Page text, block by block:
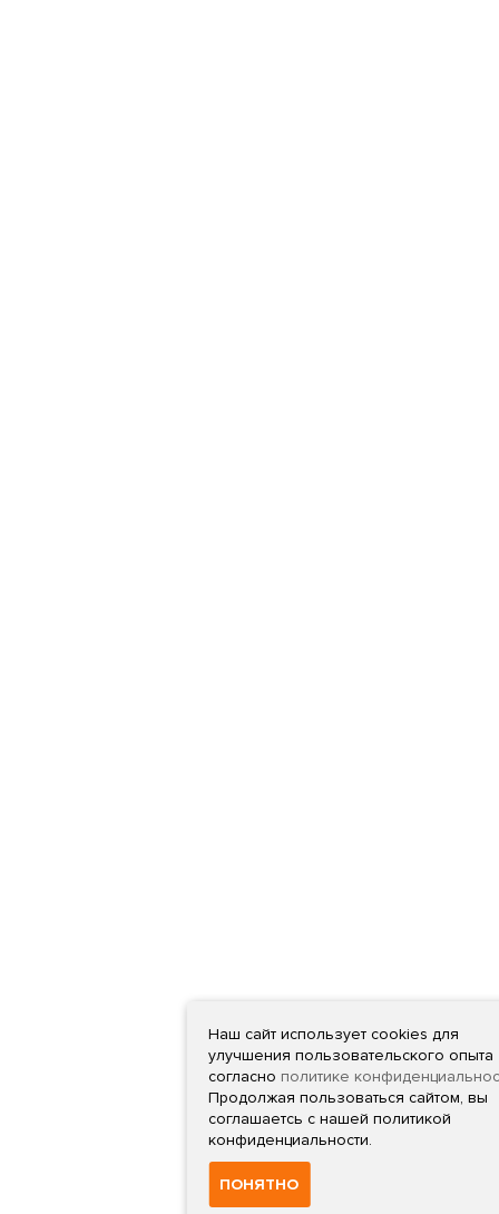
Наш сайт использует cookies для
улучшения пользовательского опыта
согласно политике
Продолжая пользоваться сайтом, вы
соглашаетсь с нашей политикой
конфиденциальности.
ПОНЯТНО